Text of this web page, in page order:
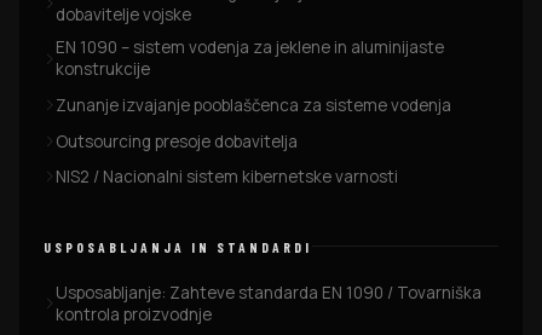
dobavitelje vojske
EN 1090 – sistem vodenja za jeklene in aluminijaste
konstrukcije
Zunanje izvajanje pooblaščenca za sisteme vodenja
Outsourcing presoje dobavitelja
NIS2 / Nacionalni sistem kibernetske varnosti
USPOSABLJANJA IN STANDARDI
Usposabljanje: Zahteve standarda EN 1090 / Tovarniška
kontrola proizvodnje